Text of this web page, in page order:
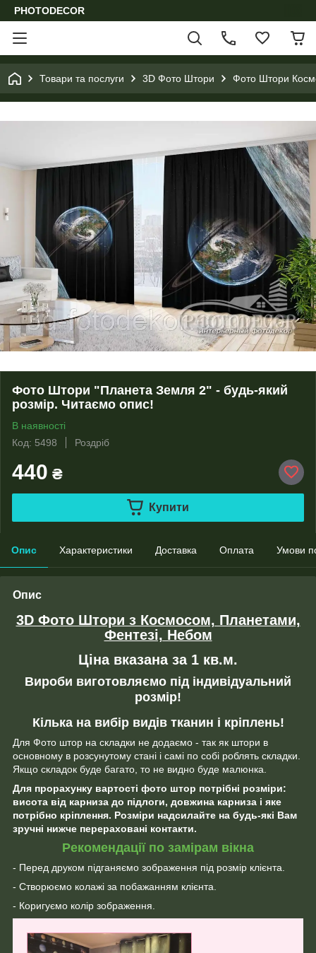
PHOTODECOR
Товари та послуги 3D Фото Штори Фото Штори
Фото Штори "Планета Земля 2" - будь-який
розмір. Читаємо опис!
В наявності
Код: 5498
Роздріб
440 ₴
Купити
Опис Характеристики Доставка Оплата Умови
Опис
3D Фото Штори з Космосом, Планетами,
Фентезі, Небом
Ціна вказана за 1 кв.м.
Вироби виготовляємо під індивідуальний
розмір!
Кілька на вибір видів тканин і кріплень!
Для Фото штор на складки не додаємо - так як штори в
основному в розсунутому стані і самі по собі роблять складки.
Якщо складок буде багато, то не видно буде малюнка.
Для прорахунку вартості фото штор потрібні розміри:
висота від карниза до підлоги, довжина карниза і яке
потрібно кріплення. Розміри надсилайте на будь-які Вам
зручні нижче перераховані контакти.
Рекомендації по замірам вікна
- Перед друком підганяємо зображення під розмір клієнта.
- Створюємо колажі за побажанням клієнта.
- Коригуємо колір зображення.